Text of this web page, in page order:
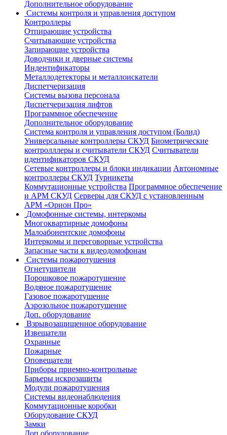
Дополнительное оборудование
Системы контроля и управления доступом
Контроллеры
Отпирающие устройства
Считывающие устройства
Запирающие устройства
Доводчики и дверные системы
Индентификаторы
Металлодетекторы и металлоискатели
Диспетчеризация
Системы вызова персонала
Диспетчеризация лифтов
Программное обеспечение
Дополнительное оборудование
Система контроля и управления доступом (Болид)
Универсальные контроллеры СКУД Биометрические
контролллеры и считыватели СКУД Считыватели
идентификаторов СКУД
Сетевые контроллеры и блоки индикации Автономные
контроллеры СКУД Турникеты
Коммутационные устройства Программное обеспечение
и АРМ СКУД Серверы для СКУД с установленным
АРМ «Орион Про»
Домофонные системы, интеркомы
Многоквартирные домофоны
Малоабонентские домофоны
Интеркомы и переговорные устройства
Запасные части к видеодомофонам
Системы пожаротушения
Огнетушители
Порошковое пожаротушение
Водяное пожаротушение
Газовое пожаротушение
Аэрозольное пожаротушение
Доп. оборудование
Взрывозащищенное оборудование
Извещатели
Охранные
Пожарные
Оповещатели
Приборы приемно-контрольные
Барьеры искрозащиты
Модули пожаротушения
Системы видеонаблюдения
Коммутационные коробки
Оборудование СКУД
Замки
Доп.оборудование